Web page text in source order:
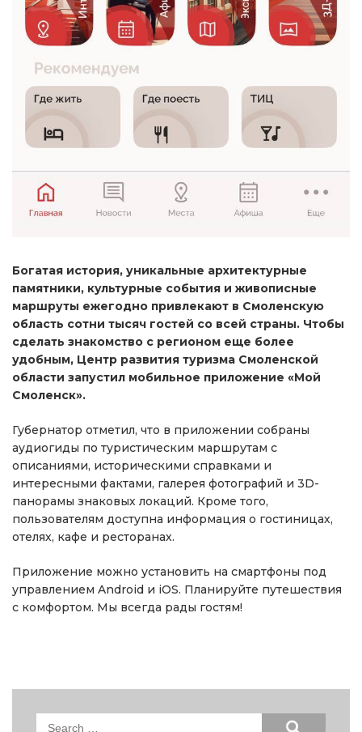
Богатая история, уникальные архитектурные
памятники, культурные события и живописные
маршруты ежегодно привлекают в Смоленскую
область сотни тысяч гостей со всей страны. Чтобы
сделать знакомство с регионом еще более
удобным, Центр развития туризма Смоленской
области запустил мобильное приложение «Мой
Смоленск».
Губернатор отметил, что в приложении собраны
аудиогиды по туристическим маршрутам с
описаниями, историческими справками и
интересными фактами, галерея фотографий и 3D-
панорамы знаковых локаций. Кроме того,
пользователям доступна информация о гостиницах,
отелях, кафе и ресторанах.
Приложение можно установить на смартфоны под
управлением Android и iOS. Планируйте путешествия
с комфортом. Мы всегда рады гостям!
Search